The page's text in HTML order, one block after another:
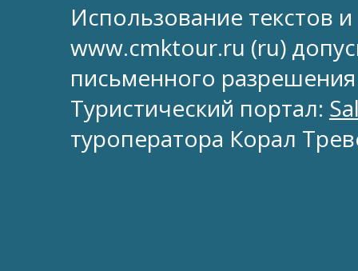
Использование текстов
www.cmktour.ru (ru)
письменного
Туристический портал:
туроператора Корал